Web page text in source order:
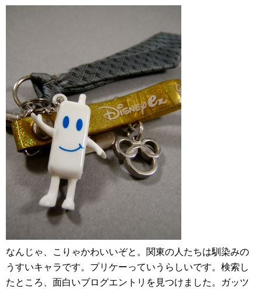
なんじゃ、こりゃかわいいぞと。関東の人たちは馴染みの
うすいキャラです。プリケーっていうらしいです。検索し
たところ、面白いブログエントリを見つけました。ガッツ